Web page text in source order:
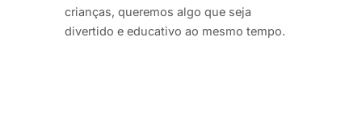
crianças, queremos algo que seja
divertido e educativo ao mesmo tempo.